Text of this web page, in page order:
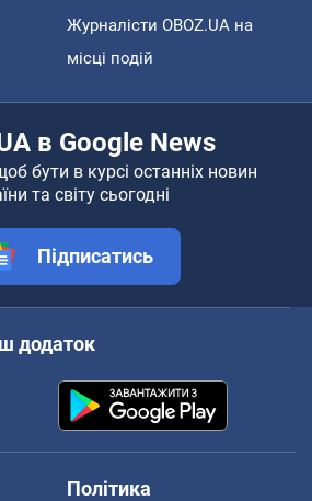
Журналісти OBOZ.UA на
місці подій
в Google News
бути в курсі останніх новин
та світу сьогодні
Підписатись
додаток
Політика